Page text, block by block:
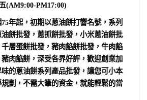
(AM9:00-PM17:00)
年起，初期以蔥油餅打響名號，系列
餅批發，蔥抓餅批發，小米蔥油餅批
層蛋餅批發，豬肉餡餅批發，牛肉餡
肉餡餅，深受各界好評，歡迎創業加
的蔥油餅系列產品批發，讓您可小本
劃，不需大筆的資金，就能輕鬆的當